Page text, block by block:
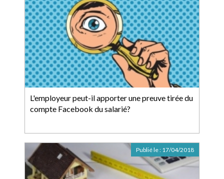
L'employeur peut-il apporter une preuve tirée du
compte Facebook du salarié?
Publié le : 17/04/2018